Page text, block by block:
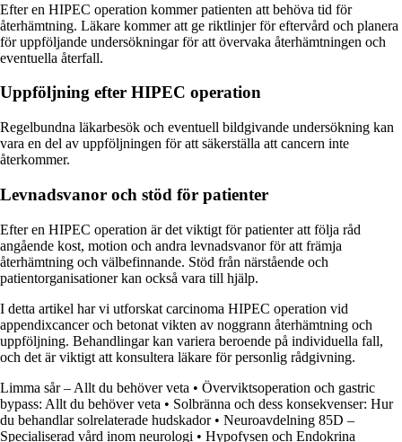
Efter en HIPEC operation kommer patienten att behöva tid för
återhämtning. Läkare kommer att ge riktlinjer för eftervård och planera
för uppföljande undersökningar för att övervaka återhämtningen och
eventuella återfall.
Uppföljning efter HIPEC operation
Regelbundna läkarbesök och eventuell bildgivande undersökning kan
vara en del av uppföljningen för att säkerställa att cancern inte
återkommer.
Levnadsvanor och stöd för patienter
Efter en HIPEC operation är det viktigt för patienter att följa råd
angående kost, motion och andra levnadsvanor för att främja
återhämtning och välbefinnande. Stöd från närstående och
patientorganisationer kan också vara till hjälp.
I detta artikel har vi utforskat carcinoma HIPEC operation vid
appendixcancer och betonat vikten av noggrann återhämtning och
uppföljning. Behandlingar kan variera beroende på individuella fall,
och det är viktigt att konsultera läkare för personlig rådgivning.
Limma sår – Allt du behöver veta • Överviktsoperation och gastric
bypass: Allt du behöver veta • Solbränna och dess konsekvenser: Hur
du behandlar solrelaterade hudskador• Neuroavdelning 85D –
Specialiserad vård inom neurologi • Hypofysen och Endokrina